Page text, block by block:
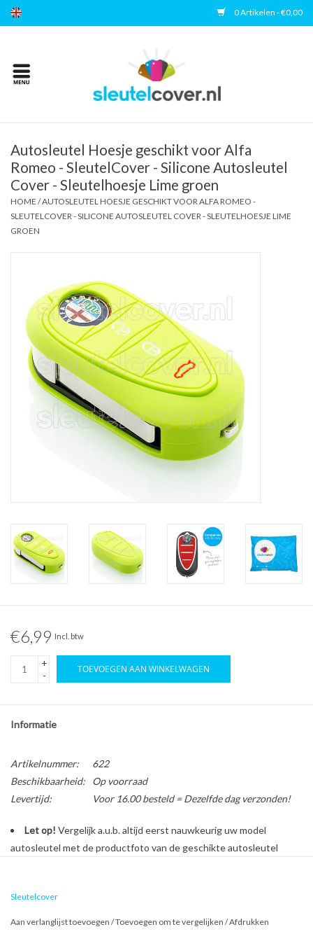
0 Artikelen - €0,00
Home
Accessoires
Veelgestelde vragen
Autosleutel Hoesje geschikt voor Alfa
Romeo - SleutelCover - Silicone Autosleutel
Cover - Sleutelhoesje Lime groen
HOME /AUTOSLEUTEL HOESJE GESCHIKT VOOR ALFA ROMEO -
SLEUTELCOVER - SILICONE AUTOSLEUTEL COVER - SLEUTELHOESJE LIME
GROEN
€6,99 Incl. btw
+
-
TOEVOEGEN AAN WINKELWAGEN
Informatie
Artikelnummer:
622
Beschikbaarheid:
Op voorraad
Levertijd:
Voor 16.00 besteld = Dezelfde dag verzonden!
Let op! Vergelijk a.u.b. altijd eerst nauwkeurig uw model
autosleutel met de productfoto van de geschikte autosleutel
Sleutelcover
Aan verlanglijst toevoegen /Toevoegen om te vergelijken /Afdrukken